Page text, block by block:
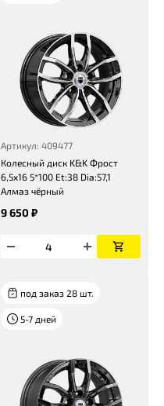
Артикул: 409477
Колесный диск K&K Фрост
6,5x16 5*100 Et:38 Dia:57,1
Алмаз чёрный
9 650 ₽
под заказ 28 шт.
5-7 дней